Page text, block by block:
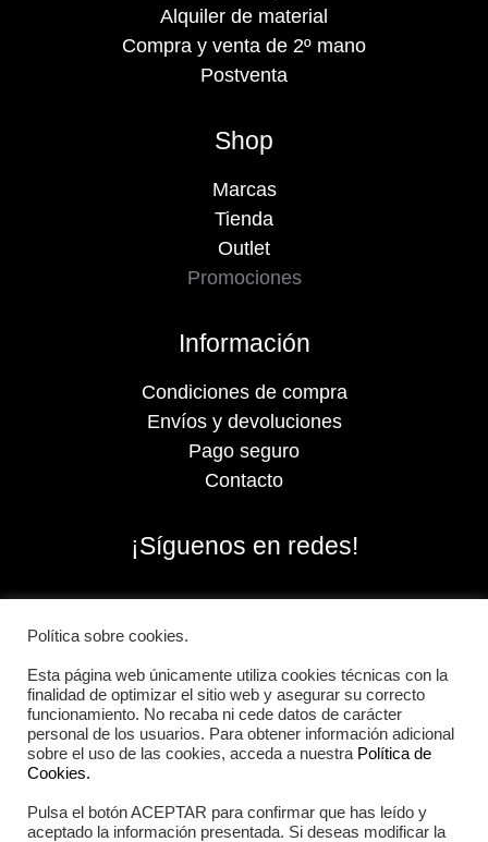
Alquiler de material
Compra y venta de 2º mano
Postventa
Shop
Marcas
Tienda
Outlet
Promociones
Información
Condiciones de compra
Envíos y devoluciones
Pago seguro
Contacto
¡Síguenos en redes!
2026 Iberian Sportech © Todos los derechos
Política sobre cookies.
Esta página web únicamente utiliza cookies técnicas con la
finalidad de optimizar el sitio web y asegurar su correcto
funcionamiento. No recaba ni cede datos de carácter
personal de los usuarios. Para obtener información adicional
sobre el uso de las cookies, acceda a nuestra Política de
Cookies.
Pulsa el botón ACEPTAR para confirmar que has leído y
aceptado la información presentada. Si deseas modificar la